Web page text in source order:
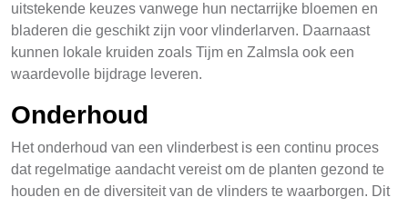
uitstekende keuzes vanwege hun nectarrijke bloemen en
bladeren die geschikt zijn voor vlinderlarven. Daarnaast
kunnen lokale kruiden zoals Tijm en Zalmsla ook een
waardevolle bijdrage leveren.
Onderhoud
Het onderhoud van een vlinderbest is een continu proces
dat regelmatige aandacht vereist om de planten gezond te
houden en de diversiteit van de vlinders te waarborgen. Dit